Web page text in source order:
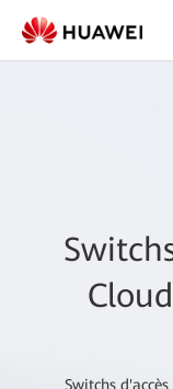
Switchs